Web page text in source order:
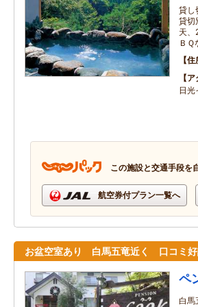
貸し
貸切
天、
Ｂ
住
ア
日
この施設と交通手段を
航空券付プラン一覧へ
お盆空室あり 白馬五竜近く 口コミ
ペ
白馬